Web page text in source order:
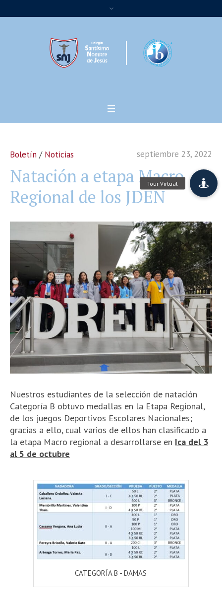
septiembre 23, 2022
Boletín / Noticias
Natación a etapa Macro
Regional de los JDEN
Nuestros estudiantes de la selección de natación
Categoría B obtuvo medallas en la Etapa Regional,
de los juegos Deportivos Escolares Nacionales;
gracias a ello, cual varios de ellos han clasificado a
la etapa Macro regional a desarrollarse en Ica del 3
al 5 de octubre
CATEGORÍA B - DAMAS